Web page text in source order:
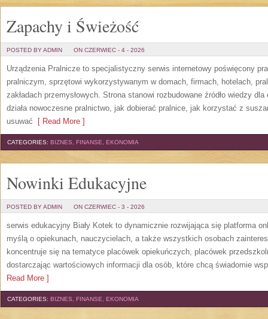
Zapachy i Świeżość
POSTED BY ADMIN ON CZERWIEC - 4 - 2026
Urządzenia Pralnicze to specjalistyczny serwis internetowy poświęcony
pralniczym, sprzętowi wykorzystywanym w domach, firmach, hotelach,
zakładach przemysłowych. Strona stanowi rozbudowane źródło wiedzy
działa nowoczesne pralnictwo, jak dobierać pralnice, jak korzystać z
usuwać [ Read More ]
CATEGORIES: BIZNES, FINANSE, EKONOMIA
Nowinki Edukacyjne
POSTED BY ADMIN ON CZERWIEC - 3 - 2026
serwis edukacyjny Biały Kotek to dynamicznie rozwijająca się platforma
myślą o opiekunach, nauczycielach, a także wszystkich osobach
koncentruje się na tematyce placówek opiekuńczych, placówek
dostarczając wartościowych informacji dla osób, które chcą świadomie
Read More ]
CATEGORIES: BIZNES, FINANSE, EKONOMIA